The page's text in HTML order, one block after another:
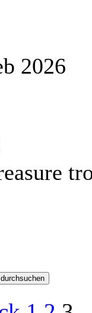
2026